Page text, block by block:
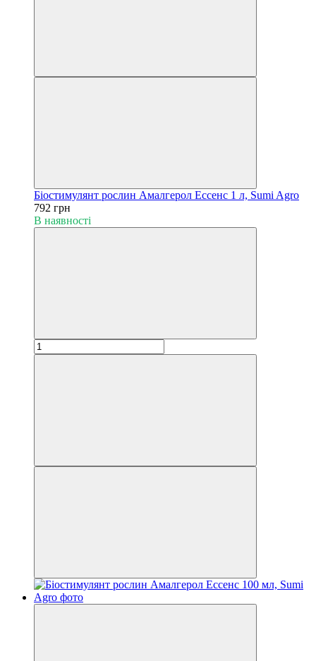
Біостимулянт рослин Амалгерол Ессенс 1 л, Sumi Agro
792 грн
В наявності